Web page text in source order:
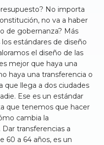
No importa
no va a haber
de gobernanza? Más
estándares de diseño
el diseño de las
mejor que haya una
haya una transferencia o
que llega a dos ciudades
Ese es un estándar
que tenemos que hacer
cambia la
transferencias a
60 a 64 años, es un